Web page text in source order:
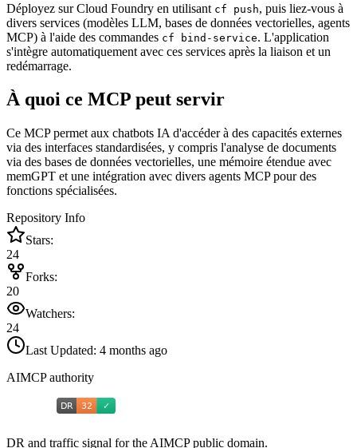
Déployez sur Cloud Foundry en utilisant cf push, puis liez-vous à
divers services (modèles LLM, bases de données vectorielles, agents
MCP) à l'aide des commandes cf bind-service. L'application
s'intègre automatiquement avec ces services après la liaison et un
redémarrage.
À quoi ce MCP peut servir
Ce MCP permet aux chatbots IA d'accéder à des capacités externes
via des interfaces standardisées, y compris l'analyse de documents
via des bases de données vectorielles, une mémoire étendue avec
memGPT et une intégration avec divers agents MCP pour des
fonctions spécialisées.
Repository Info
Stars:
24
Forks:
20
Watchers:
24
Last Updated: 4 months ago
AIMCP authority
DR and traffic signal for the AIMCP public domain.